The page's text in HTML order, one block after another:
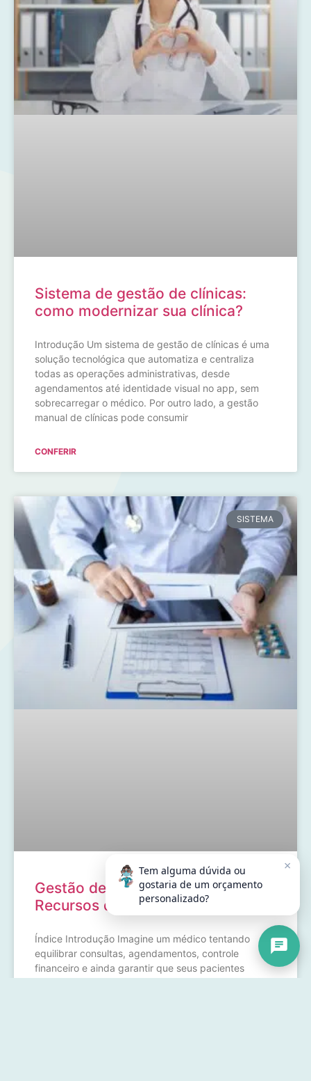
Sistema de gestão de clínicas:
como modernizar sua clínica?
Introdução Um sistema de gestão de clínicas é uma
solução tecnológica que automatiza e centraliza
todas as operações administrativas, desde
agendamentos até identidade visual no app, sem
sobrecarregar o médico. Por outro lado, a gestão
manual de clínicas pode consumir
CONFERIR
SISTEMA
Gestão de Clínicas: Principais
Recursos de um Sistema Online
Índice Introdução Imagine um médico tentando
equilibrar consultas, agendamentos, controle
financeiro e ainda garantir que seus pacientes
Tem alguma dúvida ou
gostaria de um orçamento
personalizado?
×